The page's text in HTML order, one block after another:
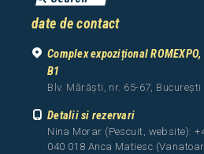
date de contact
Complex expozițional ROMEXPO,
B1
Blv. Mărăști, nr. 65-67, București
Detalii si rezervari
Nina Morar (Pescuit, website):
040 018 Anca Matiesc